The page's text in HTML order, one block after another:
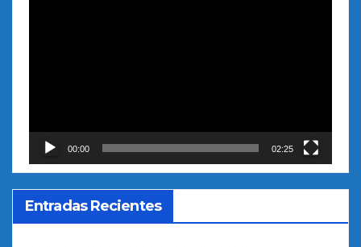
00:00 02:25
Entradas Recientes